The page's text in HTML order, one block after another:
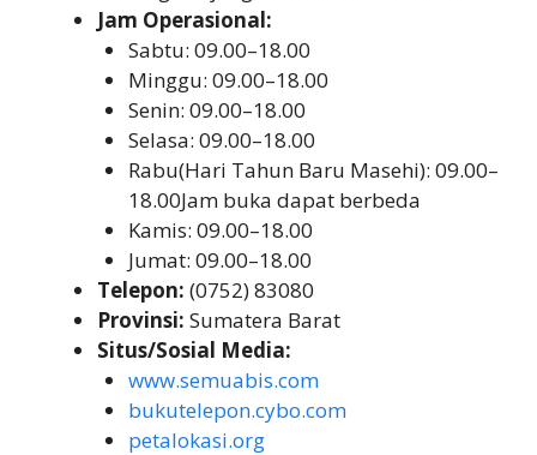
Jam Operasional:
Sabtu: 09.00–18.00
Minggu: 09.00–18.00
Senin: 09.00–18.00
Selasa: 09.00–18.00
Rabu(Hari Tahun Baru Masehi): 09.00–
18.00Jam buka dapat berbeda
Kamis: 09.00–18.00
Jumat: 09.00–18.00
Telepon: (0752) 83080
Provinsi: Sumatera Barat
Situs/Sosial Media:
www.semuabis.com
bukutelepon.cybo.com
petalokasi.org